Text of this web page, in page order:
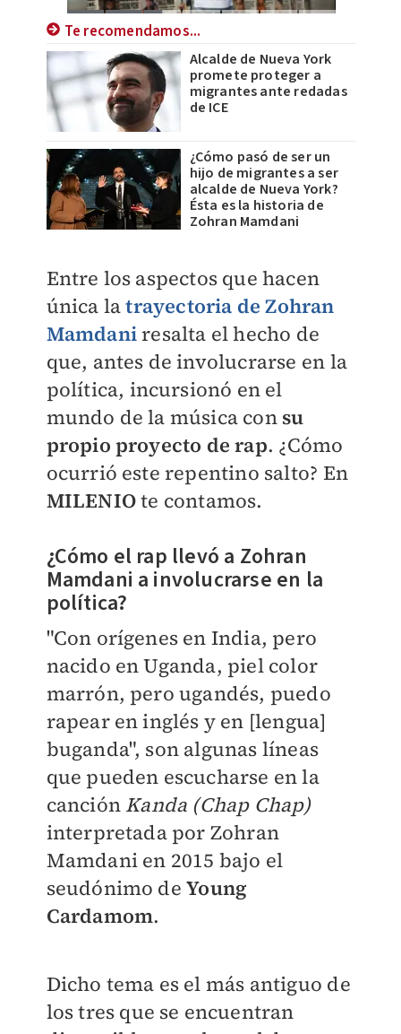
Te recomendamos...
Alcalde de Nueva York
promete proteger a
migrantes ante redadas
de ICE
¿Cómo pasó de ser un
hijo de migrantes a ser
alcalde de Nueva York?
Ésta es la historia de
Zohran Mamdani
Entre los aspectos que hacen
única latrayectoria de Zohran
Mamdaniresalta el hecho de
que, antes de involucrarse en la
política, incursionó en el
mundo de la música consu
propio proyecto de rap. ¿Cómo
ocurrió este repentino salto? En
MILENIOte contamos.
¿Cómo el rap llevó a Zohran
Mamdani a involucrarse en la
política?
"Con orígenes en India, pero
nacido en Uganda, piel color
marrón, pero ugandés, puedo
rapear en inglés y en [lengua]
buganda", son algunas líneas
que pueden escucharse en la
canción Kanda (Chap Chap)
interpretada por Zohran
Mamdani en 2015 bajo el
seudónimo deYoung
Cardamom.
Dicho tema es el más antiguo de
los tres que se encuentran